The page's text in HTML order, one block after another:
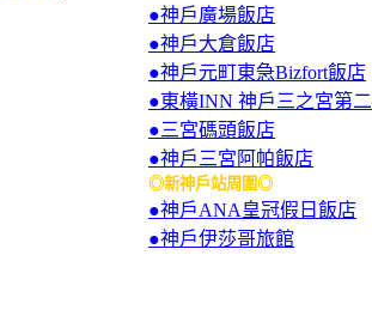
●神戶廣場飯店
●神戶大倉飯店
●神戶元町東急Bizfort飯店
●東橫INN 神戶三之宮第二
●三宮碼頭飯店
●神戶三宮阿帕飯店
◎新神戶站周圍◎
●神戶ANA皇冠假日飯店
●神戶伊莎哥旅館